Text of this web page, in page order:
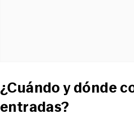
¿Cuándo y dónde
entradas?